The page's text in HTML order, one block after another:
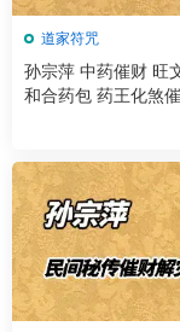
道家符咒
孙宗萍 中药催财 旺
和合药包 药王化煞
中药加持等 视频2